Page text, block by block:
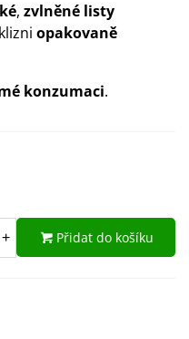
, zvlněné listy
opakovaně
konzumaci.
+ Přidat do košíku